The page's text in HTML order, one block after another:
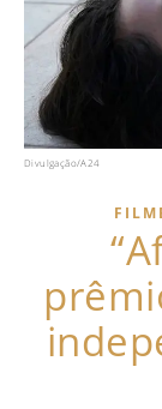
Divulgação/A24